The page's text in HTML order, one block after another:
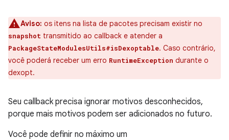
Aviso: os itens na lista de pacotes precisam existir no
snapshot transmitido ao callback e atender a
PackageStateModulesUtils#isDexoptable. Caso contrário,
você poderá receber um erro RuntimeException durante o
dexopt.
Seu callback precisa ignorar motivos desconhecidos,
porque mais motivos podem ser adicionados no futuro.
Você pode definir no máximo um